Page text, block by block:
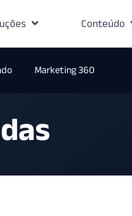
Conteúdo
Marketing 360